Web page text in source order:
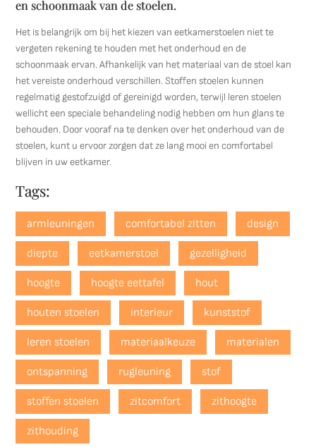
en schoonmaak van de stoelen.
Het is belangrijk om bij het kiezen van eetkamerstoelen niet te
vergeten rekening te houden met het onderhoud en de
schoonmaak ervan. Afhankelijk van het materiaal van de stoel kan
het vereiste onderhoud verschillen. Stoffen stoelen kunnen
regelmatig gestofzuigd of gereinigd worden, terwijl leren stoelen
wellicht een speciale behandeling nodig hebben om hun glans te
behouden. Door vooraf na te denken over het onderhoud van de
stoelen, kunt u ervoor zorgen dat ze lang mooi en comfortabel
blijven in uw eetkamer.
Tags:
armleuningen comfortabel zitten design
diepte eetkamerstoel gezelligheid
hoogte hoogte eettafel hout
houten stoelen interieur kunststof
leren stoelen materiaalkeuze materialen
ontspanning rugleuning stof
stoffen stoelen zitcomfort zithoogte
zithouding